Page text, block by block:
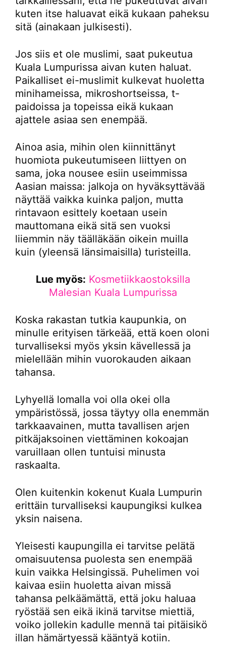
kuten itse haluavat eikä kukaan paheksu
sitä (ainakaan julkisesti).
Jos siis et ole muslimi, saat pukeutua
Kuala Lumpurissa aivan kuten haluat.
Paikalliset ei-muslimit kulkevat huoletta
minihameissa, mikroshortseissa, t-
paidoissa ja topeissa eikä kukaan
ajattele asiaa sen enempää.
Ainoa asia, mihin olen kiinnittänyt
huomiota pukeutumiseen liittyen on
sama, joka nousee esiin useimmissa
Aasian maissa: jalkoja on hyväksyttävää
näyttää vaikka kuinka paljon, mutta
rintavaon esittely koetaan usein
mauttomana eikä sitä sen vuoksi
liiemmin näy täälläkään oikein muilla
kuin (yleensä länsimaisilla) turisteilla.
Lue myös: Kosmetiikkaostoksilla
Malesian Kuala Lumpurissa
Koska rakastan tutkia kaupunkia, on
minulle erityisen tärkeää, että koen oloni
turvalliseksi myös yksin kävellessä ja
mielellään mihin vuorokauden aikaan
tahansa.
Lyhyellä lomalla voi olla okei olla
ympäristössä, jossa täytyy olla enemmän
tarkkaavainen, mutta tavallisen arjen
pitkäjaksoinen viettäminen kokoajan
varuillaan ollen tuntuisi minusta
raskaalta.
Olen kuitenkin kokenut Kuala Lumpurin
erittäin turvalliseksi kaupungiksi kulkea
yksin naisena.
Yleisesti kaupungilla ei tarvitse pelätä
omaisuutensa puolesta sen enempää
kuin vaikka Helsingissä. Puhelimen voi
kaivaa esiin huoletta aivan missä
tahansa pelkäämättä, että joku haluaa
ryöstää sen eikä ikinä tarvitse miettiä,
voiko jollekin kadulle mennä tai pitäisikö
illan hämärtyessä kääntyä kotiin.